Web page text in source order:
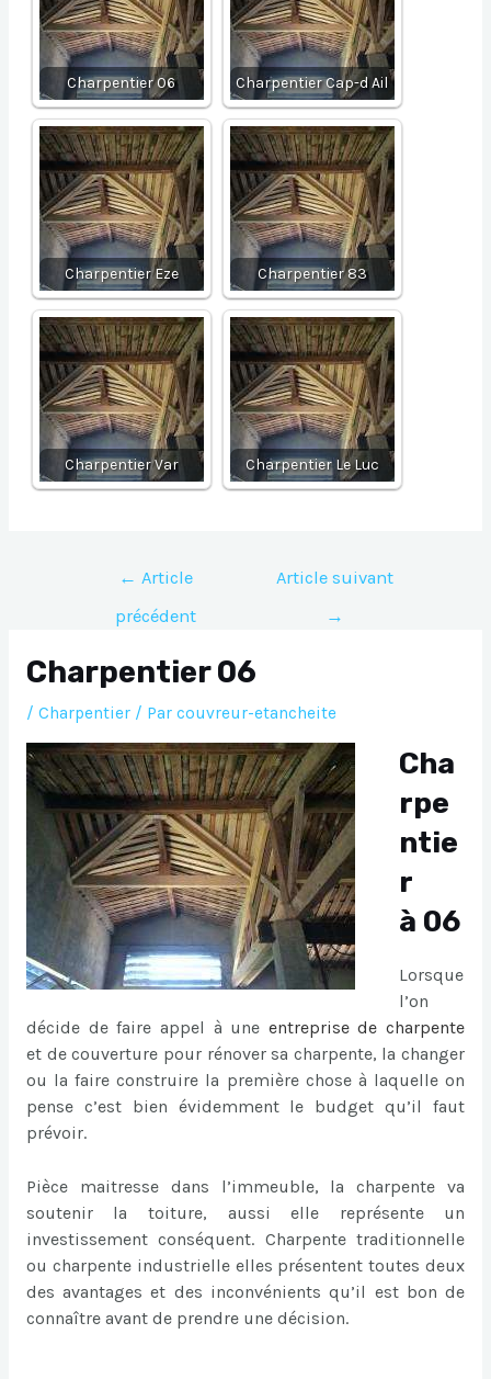
Charpentier 06 Charpentier Cap-d Ail
Charpentier Eze Charpentier 83
Charpentier Var Charpentier Le Luc
Navigation
l’article
← Article
précédent
Article suivant
→
Charpentier 06
/ Charpentier/ Par couvreur-etancheite
Cha
rpe
ntie
r
à 06
Lorsque
l’on
décide de faire appel à une entreprise de charpente
et de couverture pour rénover sa charpente, la changer
ou la faire construire la première chose à laquelle on
pense c’est bien évidemment le budget qu’il faut
prévoir.
Pièce maitresse dans l’immeuble, la charpente va
soutenir la toiture, aussi elle représente un
investissement conséquent. Charpente traditionnelle
ou charpente industrielle elles présentent toutes deux
des avantages et des inconvénients qu’il est bon de
connaître avant de prendre une décision.